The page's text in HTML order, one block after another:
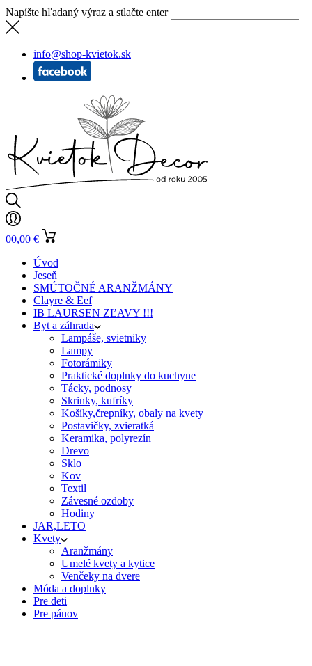
Napíšte hľadaný výraz a stlačte enter
info@shop-kvietok.sk
00,00 €
Úvod
Jeseň
SMÚTOČNÉ ARANŽMÁNY
Clayre & Eef
IB LAURSEN ZĽAVY !!!
Byt a záhrada
Lampáše, svietniky
Lampy
Fotorámiky
Praktické doplnky do kuchyne
Tácky, podnosy
Skrinky, kufríky
Košíky,črepníky, obaly na kvety
Postavičky, zvieratká
Keramika, polyrezín
Drevo
Sklo
Kov
Textil
Závesné ozdoby
Hodiny
JAR,LETO
Kvety
Aranžmány
Umelé kvety a kytice
Venčeky na dvere
Móda a doplnky
Pre deti
Pre pánov